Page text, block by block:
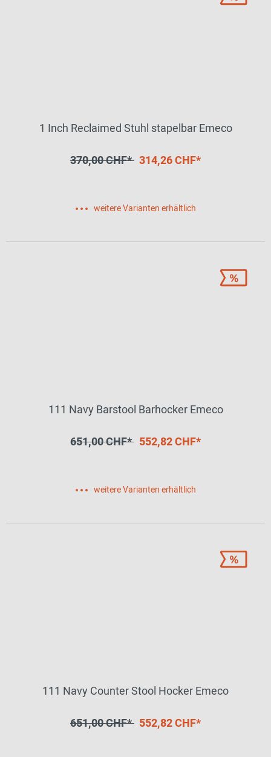
1 Inch Reclaimed Stuhl stapelbar Emeco
370,00 CHF* 314,26 CHF*
weitere Varianten erhältlich
111 Navy Barstool Barhocker Emeco
651,00 CHF* 552,82 CHF*
weitere Varianten erhältlich
111 Navy Counter Stool Hocker Emeco
651,00 CHF* 552,82 CHF*